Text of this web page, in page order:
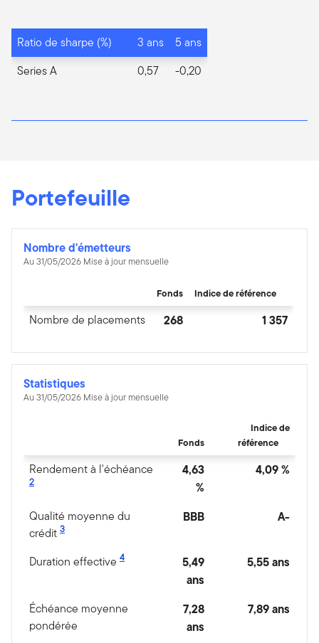
Ratio de sharpe (%) 3 ans
5 ans
Series A
0,57 -0,20
Portefeuille
Nombre d'émetteurs
Au 31/05/2026 Mise à jour mensuelle
Fonds Indice de référence
Nombre de placements 268 1 357
Statistiques
Au 31/05/2026 Mise à jour mensuelle
Fonds
Indice de
référence
Rendement à l'échéance
2
4,63
%
4,09 %
Qualité moyenne du
crédit 3
BBB A-
Duration effective 4
5,49
ans
5,55 ans
Échéance moyenne
pondérée
7,28
ans
7,89 ans